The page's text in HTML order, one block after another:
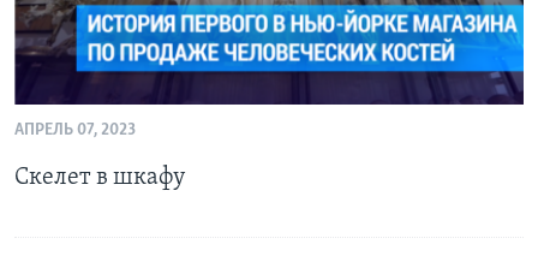
АПРЕЛЬ 07, 2023
Скелет в шкафу